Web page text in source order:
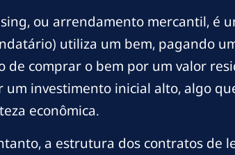
ou arrendamento mercantil, é
utiliza um bem, pagando
de comprar o bem por um valor
um investimento inicial alto, algo
econômica.
a estrutura dos contratos de